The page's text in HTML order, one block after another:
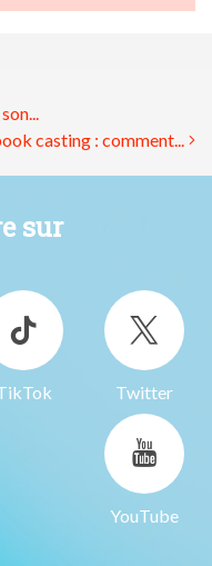
casting : comment...
sur
Twitter
YouTube